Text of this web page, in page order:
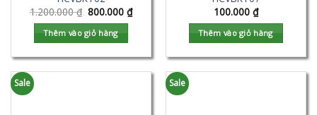
1.200.000₫ 800.000₫
Thêm vào giỏ hàng
100.000 ₫
Thêm vào giỏ hàng
Sale Sale